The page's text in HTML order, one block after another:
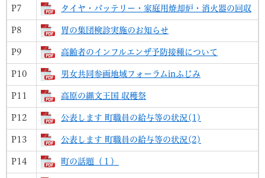
P7 タイヤ・バッテリー・家庭用焼却炉・消火器の回収
P8 胃の集団検診実施のお知らせ
P9 高齢者のインフルエンザ予防接種について
P10 男女共同参画地域フォーラムinふじみ
P11 高原の縄文王国 収穫祭
P12 公表します 町職員の給与等の状況(1)
P13 公表します 町職員の給与等の状況(2)
P14 町の話題（１）